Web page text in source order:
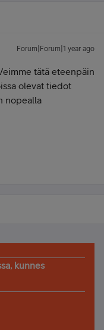
Forum|Forum|1 year ago
tätä eteenpäin
olevat tiedot
nopealla
kunnes